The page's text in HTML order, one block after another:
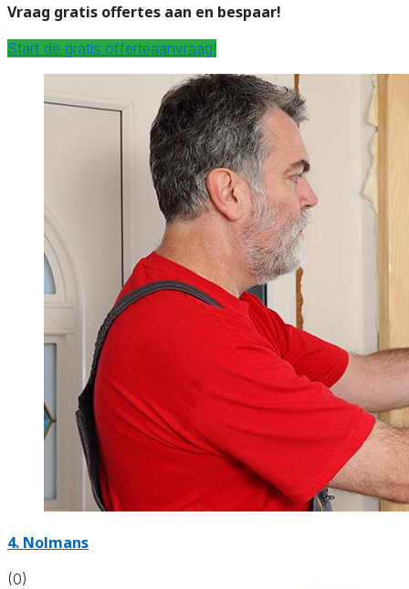
Vraag gratis offertes aan en bespaar!
Start de gratis offerteaanvraag!
4. Nolmans
(0)